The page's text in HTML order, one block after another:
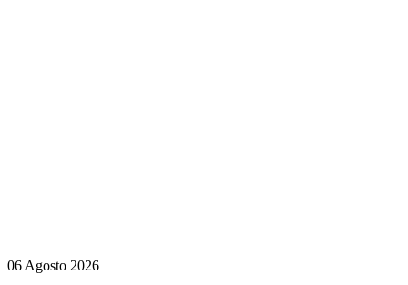
06 Agosto 2026